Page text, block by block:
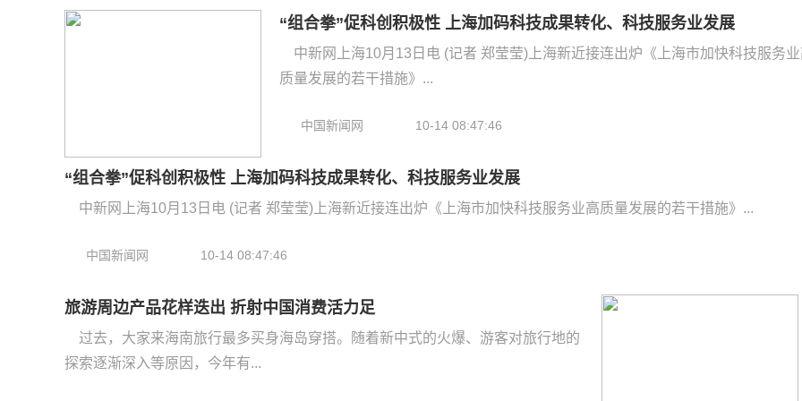
“组合拳”促科创积极性 上海加码科技成果转化、科技服务业发展
中新网上海10月13日电 (记者 郑莹莹)上海新近接连出炉《上海市加快科技服务
质量发展的若干措施》...
中国新闻网 10-14 08:47:46
“组合拳”促科创积极性 上海加码科技成果转化、科技服务业发展
中新网上海10月13日电 (记者 郑莹莹)上海新近接连出炉《上海市加快科技服务业高质量发展的若干措施》...
中国新闻网 10-14 08:47:46
旅游周边产品花样迭出 折射中国消费活力足
过去，大家来海南旅行最多买身海岛穿搭。随着新中式的火爆、游客对旅行地的
探索逐渐深入等原因，今年有...